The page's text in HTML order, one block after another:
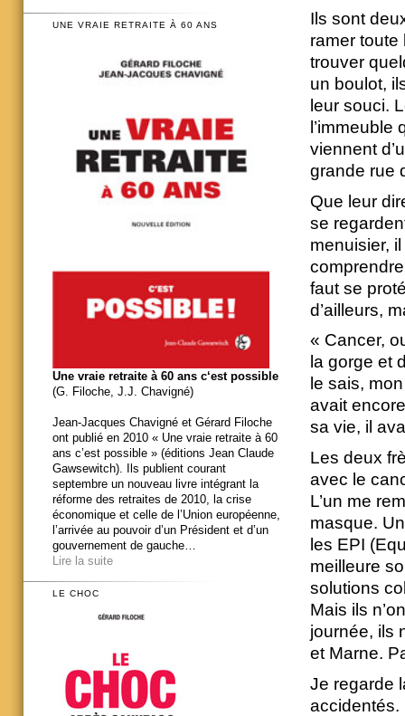
Ils sont
ramer toute
trouver
un boulot,
leur souci.
viennent
grande rue
Que leur
se
menuisier,
comprendre
faut se
d’ailleurs,
« Cancer,
la gorge et
le sais,
avait
sa vie, il
Les deux
avec le
L’un me
masque.
les EPI
meilleure
solutions
Mais ils
journée, ils
et Marne.
Je regarde
accidentés.
UNE VRAIE RETRAITE À 60 ANS
Une vraie retraite à 60 ans c‘est possible
(G. Filoche, J.J. Chavigné)
Jean-Jacques Chavigné et Gérard Filoche
ont publié en 2010 « Une vraie retraite à 60
ans c’est possible » (éditions Jean Claude
Gawsewitch). Ils publient courant
septembre un nouveau livre intégrant la
réforme des retraites de 2010, la crise
économique et celle de l’Union européenne,
l’arrivée au pouvoir d’un Président et d’un
gouvernement de gauche…
Lire la suite
LE CHOC